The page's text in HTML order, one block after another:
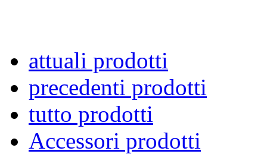
attuali prodotti
precedenti prodotti
tutto prodotti
Accessori prodotti